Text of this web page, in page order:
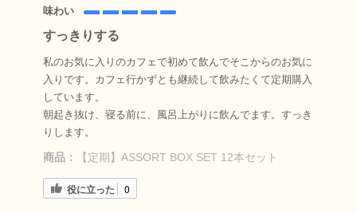
味わい
すっきりする
私のお気に入りのカフェで初めて飲んでそこからのお気に
入りです。カフェ行かずとも継続して飲みたくて定期購入
しています。
朝起き抜け、寝る前に、風呂上がりに飲んでます。すっき
りします。
商品： 【定期】ASSORT BOX SET 12本セット
役に立った 0